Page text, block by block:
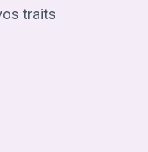
traits